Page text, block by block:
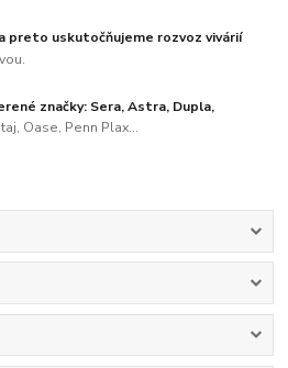
preto uskutočňujeme rozvoz vivárií
značky: Sera, Astra, Dupla,
Oase, Penn Plax...